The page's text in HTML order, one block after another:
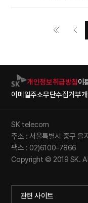
개인정보취급방침이
이메일주소무단수집거부
관련 사이트
SK telecom
주소 : 서울특별시 중구 을
팩스 : 02)6100-7866
Copyright © 2019 SK.